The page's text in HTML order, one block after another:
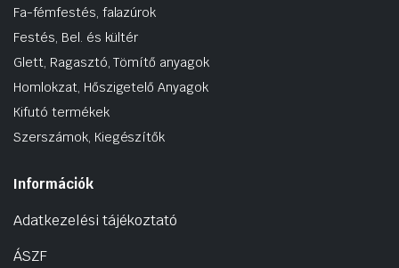
Fa-fémfestés, falazúrok
Festés, Bel. és kültér
Glett, Ragasztó, Tömítő anyagok
Homlokzat, Hőszigetelő Anyagok
Kifutó termékek
Szerszámok, Kiegészítők
Információk
Adatkezelési tájékoztató
ÁSZF